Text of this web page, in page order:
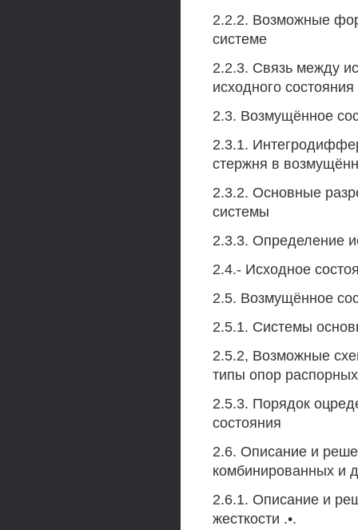
2.2.2. Возможные
системе
2.2.3. Связь между
исходного состояния
2.3. Возмущённое
2.3.1.
стержня в
2.3.2. Основные
системы
2.3.3. Определение
2.4.- Исходное
2.5. Возмущённое
2.5.1. Системы
2.5.2, Возможные
типы опор
2.5.3. Порядок
состояния
2.6. Описание и
комбинированных и
2.6.1. Описание и
жесткости .•.